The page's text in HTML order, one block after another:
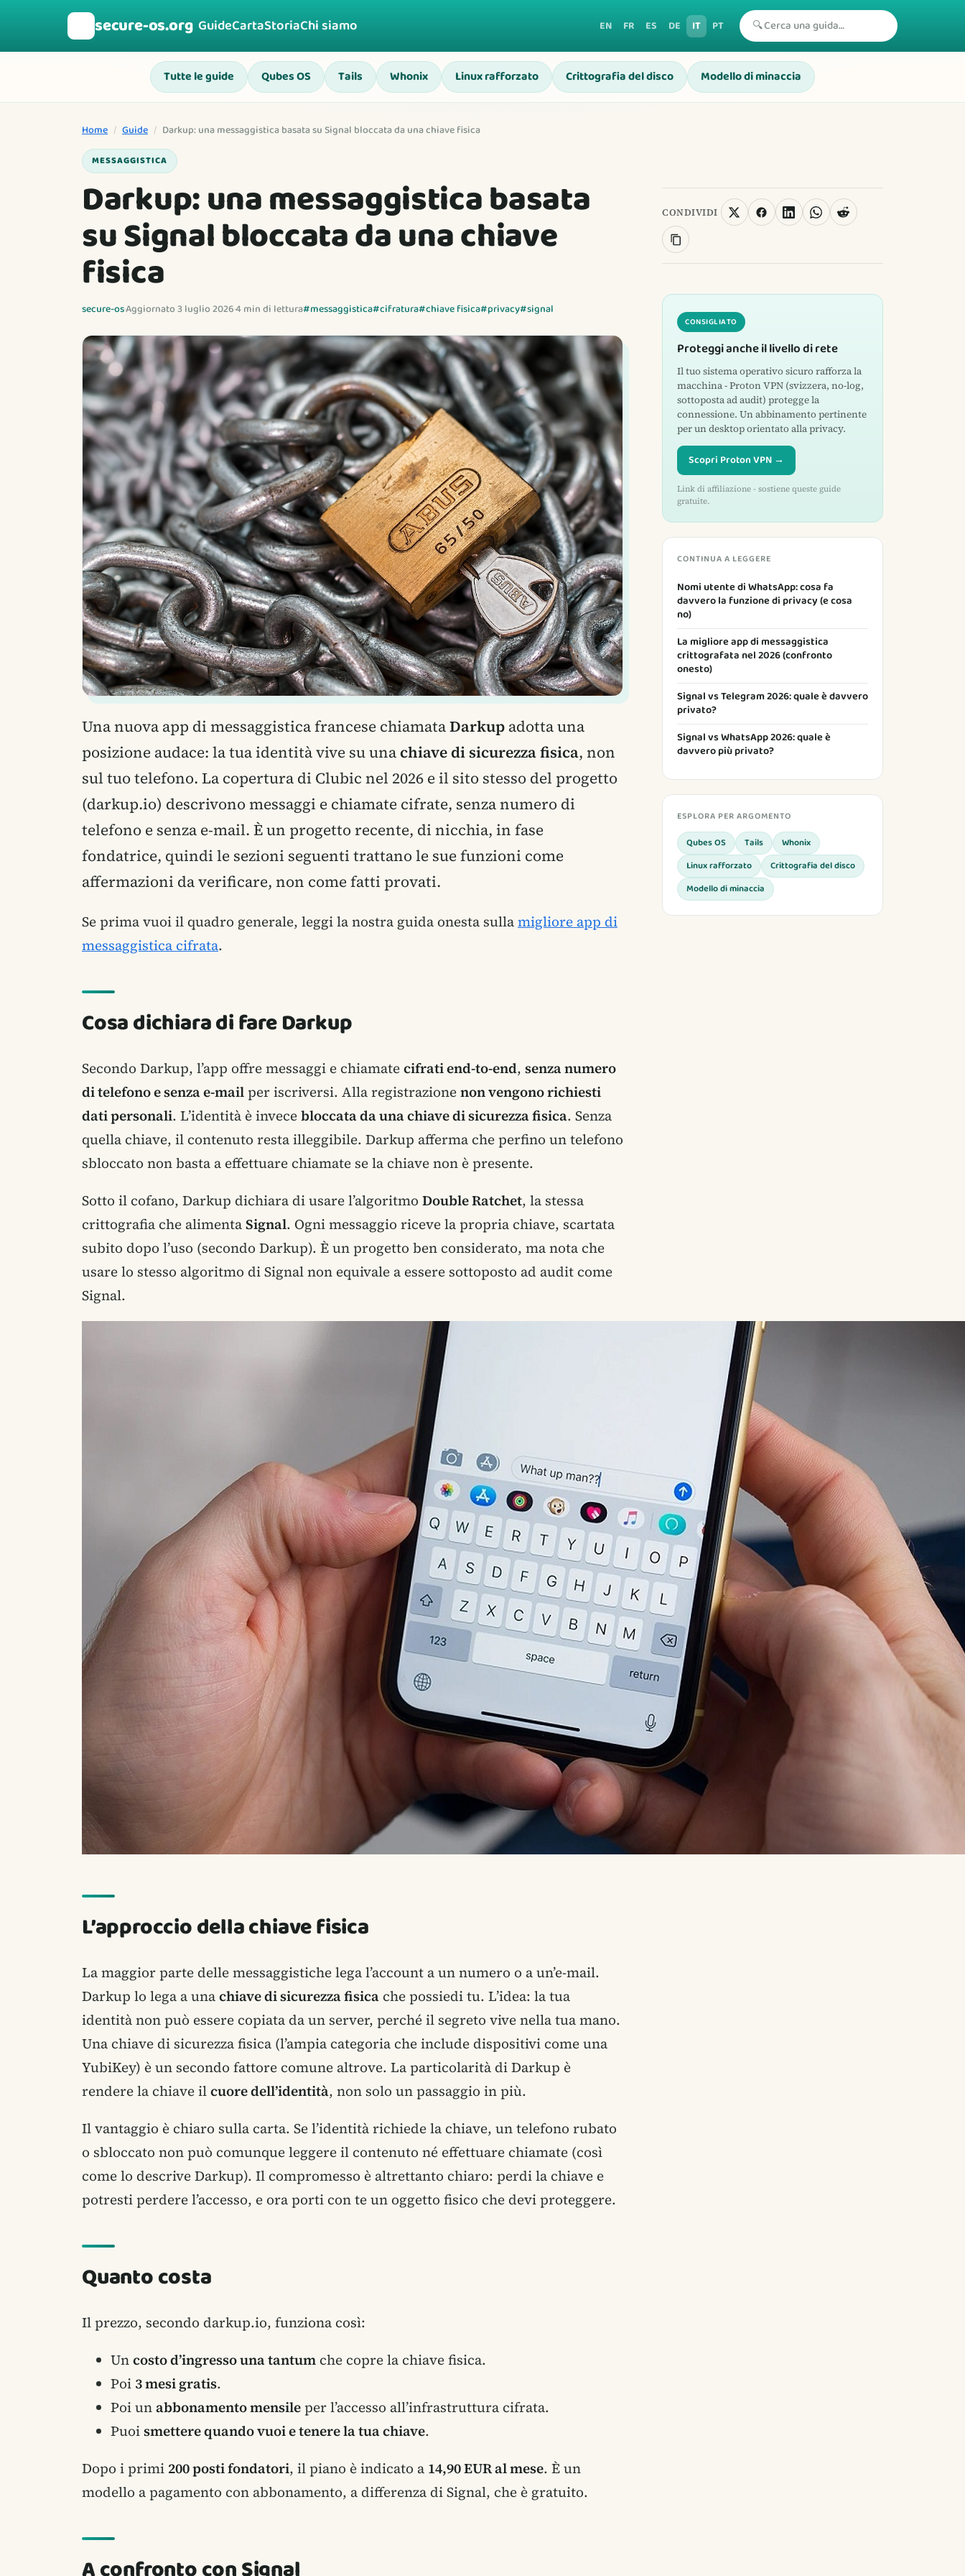
secure-os.org GuideCartaStoriaChi siamo EN FR ES DE IT PT 🔍
Tutte le guide Qubes OS Tails Whonix Linux rafforzato Crittografia del disco Modello di minaccia
Home / Guide / Darkup: una messaggistica basata su Signal bloccata da una chiave fisica
MESSAGGISTICA
Darkup: una messaggistica basata
su Signal bloccata da una chiave
fisica
secure-os·Aggiornato 3 luglio 2026·4 min di lettura#messaggistica#cifratura#chiave fisica#privacy#signal
Una nuova app di messaggistica francese chiamataDarkup adotta una
posizione audace: la tua identità vive su una chiave di sicurezza fisica, non
sul tuo telefono. La copertura di Clubic nel 2026 e il sito stesso del progetto
(darkup.io) descrivono messaggi e chiamate cifrate, senza numero di
telefono e senza e-mail. È un progetto recente, di nicchia, in fase
fondatrice, quindi le sezioni seguenti trattano le sue funzioni come
affermazioni da verificare, non come fatti provati.
Se prima vuoi il quadro generale, leggi la nostra guida onesta sullamigliore app di
messaggistica cifrata.
Cosa dichiara di fare Darkup
Secondo Darkup, l’app offre messaggi e chiamatecifrati end-to-end, senza numero
di telefono e senza e-mailper iscriversi. Alla registrazionenon vengono richiesti
dati personali. L’identità è invecebloccata da una chiave di sicurezza fisica. Senza
quella chiave, il contenuto resta illeggibile. Darkup afferma che perfino un telefono
sbloccato non basta a effettuare chiamate se la chiave non è presente.
Sotto il cofano, Darkup dichiara di usare l’algoritmo Double Ratchet, la stessa
crittografia che alimentaSignal. Ogni messaggio riceve la propria chiave, scartata
subito dopo l’uso (secondo Darkup). È un progetto ben considerato, ma nota che
usare lo stesso algoritmo di Signal non equivale a essere sottoposto ad audit come
Signal.
L’approccio della chiave fisica
La maggior parte delle messaggistiche lega l’account a un numero o a un’e-mail.
Darkup lo lega a unachiave di sicurezza fisica che possiedi tu. L’idea: la tua
identità non può essere copiata da un server, perché il segreto vive nella tua mano.
Una chiave di sicurezza fisica (l’ampia categoria che include dispositivi come una
YubiKey) è un secondo fattore comune altrove. La particolarità di Darkup è
rendere la chiave ilcuore dell’identità, non solo un passaggio in più.
Il vantaggio è chiaro sulla carta. Se l’identità richiede la chiave, un telefono rubato
o sbloccato non può comunque leggere il contenuto né effettuare chiamate (così
come lo descrive Darkup). Il compromesso è altrettanto chiaro: perdi la chiave e
potresti perdere l’accesso, e ora porti con te un oggetto fisico che devi proteggere.
Quanto costa
Il prezzo, secondo darkup.io, funziona così:
Uncosto d’ingresso una tantum che copre la chiave fisica.
Poi 3 mesi gratis.
Poi unabbonamento mensileper l’accesso all’infrastruttura cifrata.
Puoismettere quando vuoi e tenere la tua chiave.
Dopo i primi 200 posti fondatori, il piano è indicato a 14,90 EUR al mese. È un
modello a pagamento con abbonamento, a differenza di Signal, che è gratuito.
CONDIVIDI
CONSIGLIATO
Proteggi anche il livello di rete
Il tuo sistema operativo sicuro rafforza la
macchina - Proton VPN (svizzera, no-log,
sottoposta ad audit) protegge la
connessione. Un abbinamento pertinente
per un desktop orientato alla privacy.
Scopri Proton VPN →
Link di affiliazione - sostiene queste guide
gratuite.
CONTINUA A LEGGERE
Nomi utente di WhatsApp: cosa fa
davvero la funzione di privacy (e cosa
no)
La migliore app di messaggistica
crittografata nel 2026 (confronto
onesto)
Signal vs Telegram 2026: quale è davvero
privato?
Signal vs WhatsApp 2026: quale è
davvero più privato?
ESPLORA PER ARGOMENTO
Qubes OS Tails
Whonix
Linux rafforzato
Crittografia del disco
Modello di minaccia